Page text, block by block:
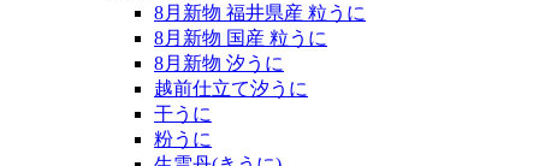
8月新物 福井県産 粒うに
8月新物 国産 粒うに
8月新物 汐うに
越前仕立て汐うに
干うに
粉うに